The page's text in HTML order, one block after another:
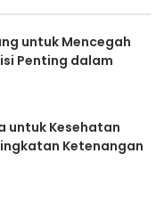
untuk Mencegah
Penting dalam
untuk Kesehatan
Ketenangan